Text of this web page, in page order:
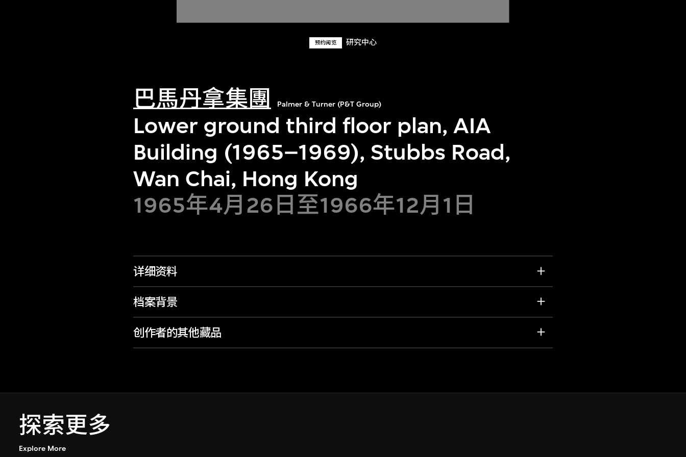
预约阅览 研究中心
巴馬丹拿集團 Palmer & Turner (P&T Group)
Lower ground third floor plan, AIA
Building (1965–1969), Stubbs Road,
Wan Chai, Hong Kong
1965年4月26日至1966年12月1日
详细资料
档案背景
创作者的其他藏品
探索更多
Explore More